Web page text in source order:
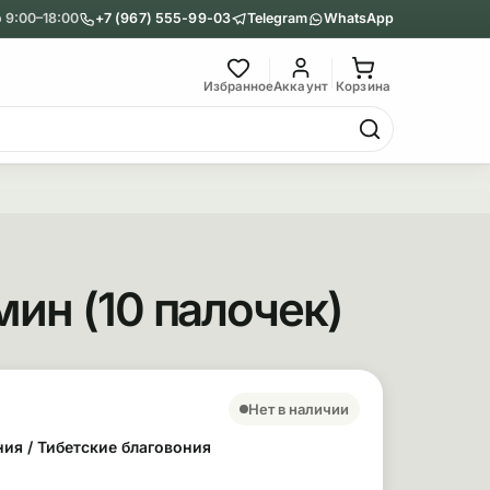
+7 (967) 555-99-03 Telegram WhatsApp
ИзбранноеАккаунт Корзина
Главное меню
Гриндеры
Металлические
(10 палочек)
сведения
Нет в наличии
/ Тибетские благовония